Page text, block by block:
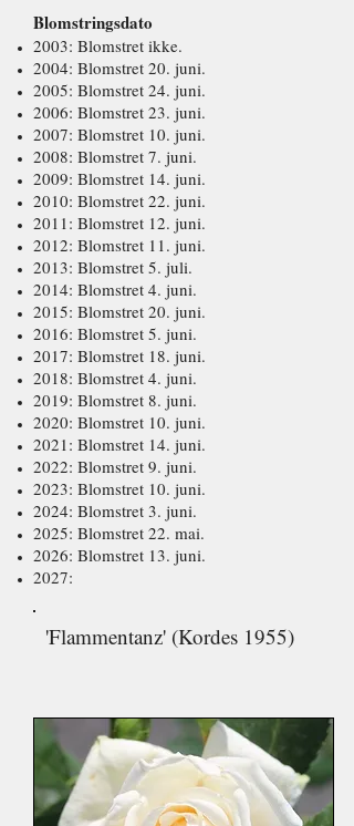
Blomstringsdato
2003: Blomstret ikke.
2004: Blomstret 20. juni.
2005: Blomstret 24. juni.
2006: Blomstret 23. juni.
2007: Blomstret 10. juni.
2008: Blomstret 7. juni.
2009: Blomstret 14. juni.
2010: Blomstret 22. juni.
2011: Blomstret 12. juni.
2012: Blomstret 11. juni.
2013: Blomstret 5. juli.
2014: Blomstret 4. juni.
2015: Blomstret 20. juni.
2016: Blomstret 5. juni.
2017: Blomstret 18. juni.
2018: Blomstret 4. juni.
2019: Blomstret 8. juni.
2020: Blomstret 10. juni.
2021: Blomstret 14. juni.
2022: Blomstret 9. juni.
2023: Blomstret 10. juni.
2024: Blomstret 3. juni.
2025: Blomstret 22. mai.
2026: Blomstret 13. juni.
2027:
'Flammentanz' (Kordes 1955)